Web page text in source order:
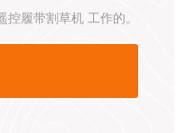
履带割草机 工作的。